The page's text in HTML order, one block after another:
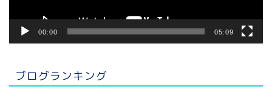
00:00 05:09
ブログランキング